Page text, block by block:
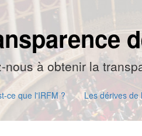
nous à obtenir la
ce que l'IRFM ? Les dérives de